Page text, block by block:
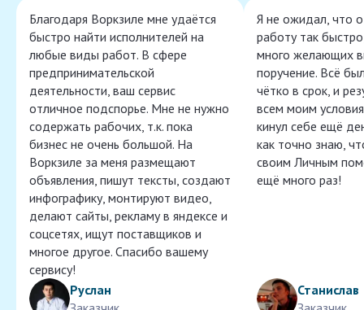
Благодаря Воркзиле мне удаётся
быстро найти исполнителей на
любые виды работ. В сфере
предпринимательской
деятельности, ваш сервис
отличное подспорье. Мне не нужно
содержать рабочих, т.к. пока
бизнес не очень большой. На
Воркзиле за меня размещают
объявления, пишут тексты, создают
инфографику, монтируют видео,
делают сайты, рекламу в яндексе и
соцсетях, ищут поставщиков и
многое другое. Спасибо вашему
сервису!
Руслан
Я не ожидал, что
работу так
много желающих
поручение. Всё
чётко в срок, и
всем моим
кинул себе ещё
как точно знаю,
своим Личным
ещё много раз!
Станислав